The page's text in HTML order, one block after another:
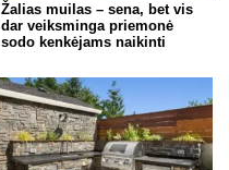
Žalias muilas – sena, bet vis
dar veiksminga priemonė
sodo kenkėjams naikinti